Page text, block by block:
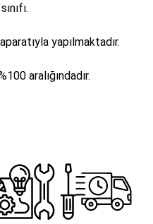
yapılmaktadır.
aralığındadır.